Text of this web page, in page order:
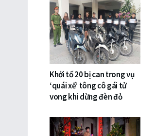
Khởi tố 20 bị can trong vụ
‘quái xế’ tông cô gái tử
vong khi dừng đèn đỏ